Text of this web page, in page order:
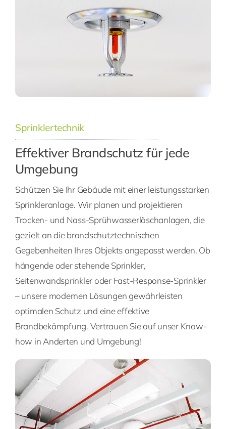
Sprinklertechnik
Effektiver Brandschutz für jede
Umgebung
Schützen Sie Ihr Gebäude mit einer leistungsstarken
Sprinkleranlage. Wir planen und projektieren
Trocken- und Nass-Sprühwasserlöschanlagen, die
gezielt an die brandschutztechnischen
Gegebenheiten Ihres Objekts angepasst werden. Ob
hängende oder stehende Sprinkler,
Seitenwandsprinkler oder Fast-Response-Sprinkler
– unsere modernen Lösungen gewährleisten
optimalen Schutz und eine effektive
Brandbekämpfung. Vertrauen Sie auf unser Know-
how in Anderten und Umgebung!